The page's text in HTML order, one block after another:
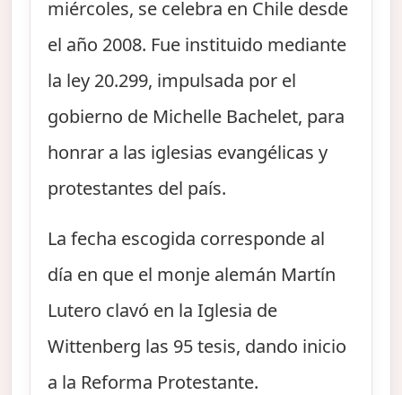
miércoles, se celebra en Chile desde
el año 2008. Fue instituido mediante
la ley 20.299, impulsada por el
gobierno de Michelle Bachelet, para
honrar a las iglesias evangélicas y
protestantes del país.
La fecha escogida corresponde al
día en que el monje alemán Martín
Lutero clavó en la Iglesia de
Wittenberg las 95 tesis, dando inicio
a la Reforma Protestante.